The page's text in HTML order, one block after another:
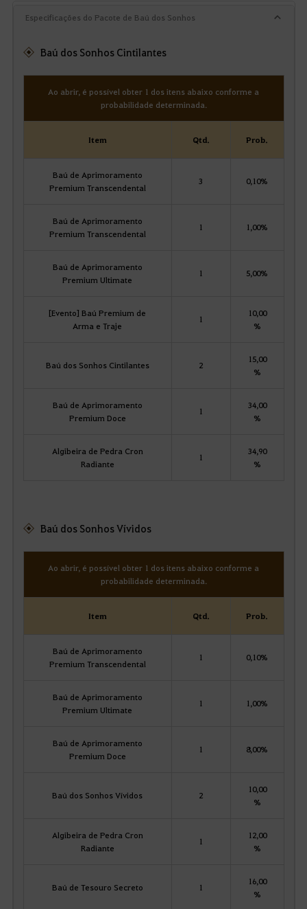
Especificações do Pacote de Baú dos Sonhos
Baú dos Sonhos Cintilantes
Ao abrir, é possível obter 1 dos itens abaixo conforme a
probabilidade determinada.
Item Qtd. Prob.
Baú de Aprimoramento
Premium Transcendental
3 0,10%
Baú de Aprimoramento
Premium Transcendental
1 1,00%
Baú de Aprimoramento
Premium Ultimate
1 5,00%
[Evento] Baú Premium de
Arma e Traje
1
10,00
%
Baú dos Sonhos Cintilantes 2
15,00
%
Baú de Aprimoramento
Premium Doce
1
34,00
%
Algibeira de Pedra Cron
Radiante
1
34,90
%
Baú dos Sonhos Vívidos
Ao abrir, é possível obter 1 dos itens abaixo conforme a
probabilidade determinada.
Item Qtd. Prob.
Baú de Aprimoramento
Premium Transcendental
1 0,10%
Baú de Aprimoramento
Premium Ultimate
1 1,00%
Baú de Aprimoramento
Premium Doce
1 8,00%
Baú dos Sonhos Vívidos 2
10,00
%
Algibeira de Pedra Cron
Radiante
1
12,00
%
Baú de Tesouro Secreto 1
16,00
%